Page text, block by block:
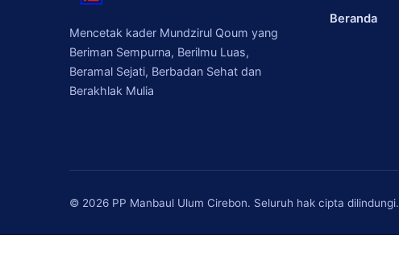
Mencetak kader Mundzirul Qoum yang
Beriman Sempurna, Berilmu Luas,
Beramal Sejati, Berbadan Sehat dan
Berakhlak Mulia
Beranda
© 2026 PP Manbaul Ulum Cirebon. Seluruh hak cipta dilindungi.